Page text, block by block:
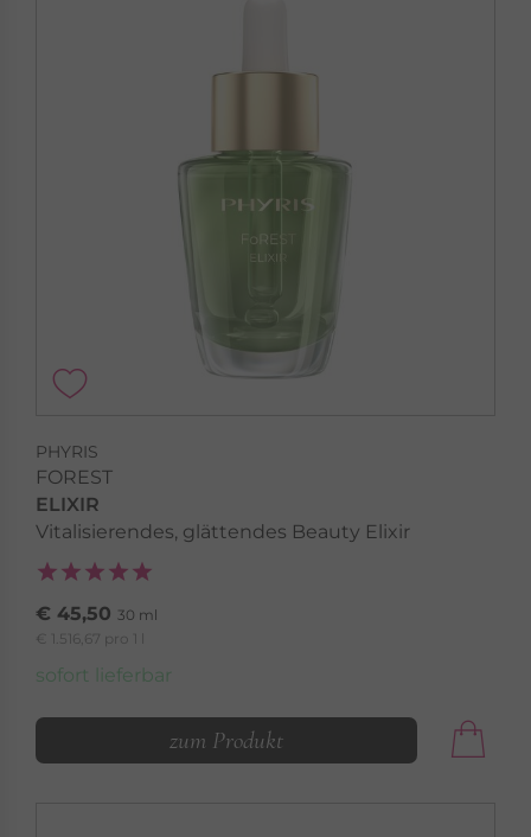
PHYRIS
FOREST
ELIXIR
Vitalisierendes, glättendes Beauty Elixir
€ 45,50 30 ml
€ 1.516,67 pro 1 l
sofort lieferbar
zum Produkt